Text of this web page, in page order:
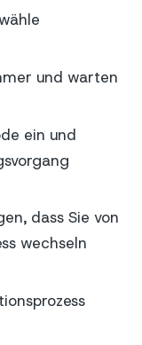
und warten
ein und
dass Sie von
wechseln